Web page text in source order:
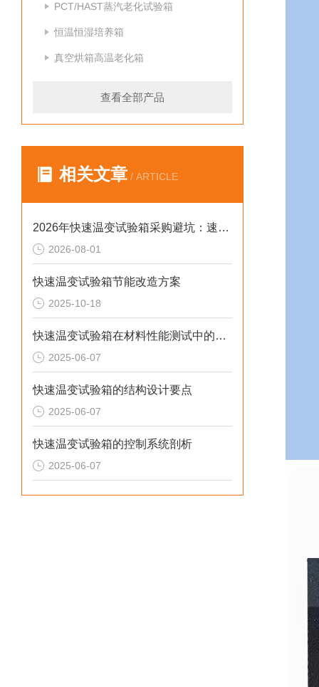
PCT/HAST蒸汽老化试验箱
恒温恒湿培养箱
真空烘箱高温老化箱
查看全部产品
相关文章 / ARTICLE
2026年快速温变试验箱采购避坑：速率、工况与合规选型逻辑
2026-08-01
快速温变试验箱节能改造方案
2025-10-18
快速温变试验箱在材料性能测试中的重要作用
2025-06-07
快速温变试验箱的结构设计要点
2025-06-07
快速温变试验箱的控制系统剖析
2025-06-07